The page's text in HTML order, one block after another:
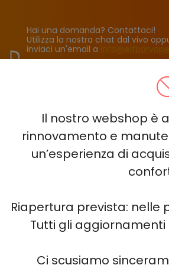
Il nostro webshop è
rinnovamento e
un’esperienza di
Riapertura prevista: nelle
Tutti gli
Ci scusiamo
Hai una domanda? Contattaci!
Utilizza la nostra chat dal vivo
inviaci un'email a
VOZOL
NICOTINE KING 40000 - 2%-3%-5%
ELF
HQD MIRACLE 8000